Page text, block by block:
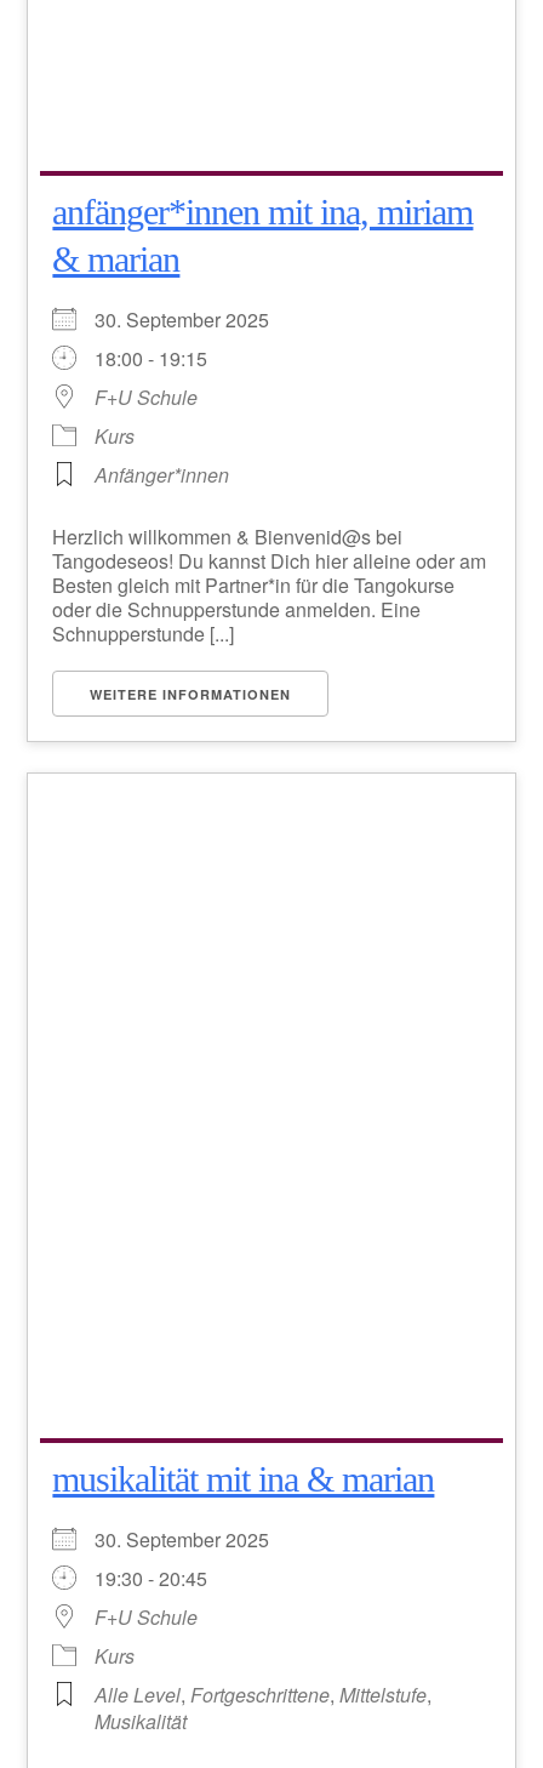
anfänger*innen mit ina, miriam
& marian
30. September 2025
18:00 - 19:15
F+U Schule
Kurs
Anfänger*innen
Herzlich willkommen & Bienvenid@s bei
Tangodeseos! Du kannst Dich hier alleine oder am
Besten gleich mit Partner*in für die Tangokurse
oder die Schnupperstunde anmelden. Eine
Schnupperstunde [...]
WEITERE INFORMATIONEN
musikalität mit ina & marian
30. September 2025
19:30 - 20:45
F+U Schule
Kurs
Alle Level,Fortgeschrittene,Mittelstufe,
Musikalität